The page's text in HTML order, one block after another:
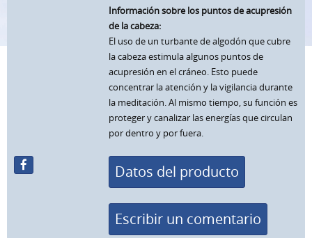
Información sobre los puntos de acupresión
de la cabeza:
El uso de un turbante de algodón que cubre
la cabeza estimula algunos puntos de
acupresión en el cráneo. Esto puede
concentrar la atención y la vigilancia durante
la meditación. Al mismo tiempo, su función es
proteger y canalizar las energías que circulan
por dentro y por fuera.
Datos del producto
Escribir un comentario